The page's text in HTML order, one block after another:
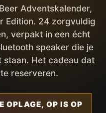
Adventskalender,
Edition. 24 zorgvuldig
verpakt in een écht
speaker die je
staan. Het cadeau dat
reserveren.
OPLAGE, OP IS OP